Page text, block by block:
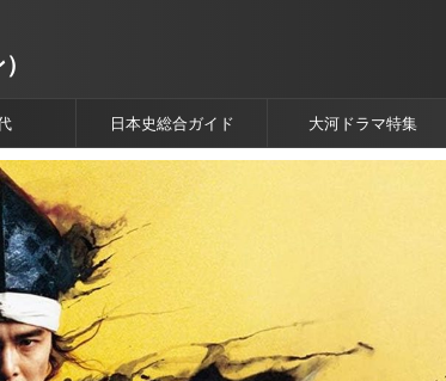
日本史総合ガイド 大河ドラマ特集